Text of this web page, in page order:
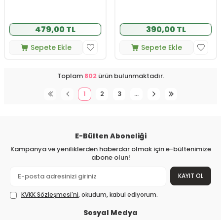
479,00 TL
Sepete Ekle
390,00 TL
Sepete Ekle
Toplam 802ürün bulunmaktadır.
1
2 3 …
E-Bülten Aboneliği
Kampanya ve yeniliklerden haberdar olmak için e-bültenimize
abone olun!
KAYIT OL
KVKK Sözleşmesi'ni, okudum, kabul ediyorum.
Sosyal Medya